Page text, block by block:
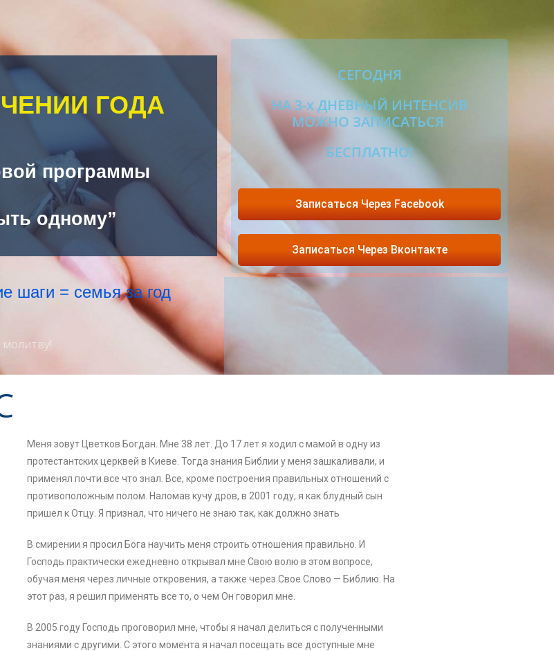
ГОДА
программы
одному”
СЕГОДНЯ
НА 3-х ДНЕВНЫЙ ИНТЕНСИВ
МОЖНО ЗАПИСАТЬСЯ
БЕСПЛАТНО!
Записаться Через Facebook
Записаться Через Вконтакте
шаги = семья за год
Меня зовут Цветков Богдан. Мне 38 лет. До 17 лет я ходил с мамой в одну из
протестантских церквей в Киеве. Тогда знания Библии у меня зашкаливали, и
применял почти все что знал. Все, кроме построения правильных отношений с
противоположным полом. Наломав кучу дров, в 2001 году, я как блудный сын
пришел к Отцу. Я признал, что ничего не знаю так, как должно знать
В смирении я просил Бога научить меня строить отношения правильно. И
Господь практически ежедневно открывал мне Свою волю в этом вопросе,
обучая меня через личные откровения, а также через Свое Слово — Библию. На
этот раз, я решил применять все то, о чем Он говорил мне.
В 2005 году Господь проговорил мне, чтобы я начал делиться с полученными
знаниями с другими. С этого момента я начал посещать все доступные мне